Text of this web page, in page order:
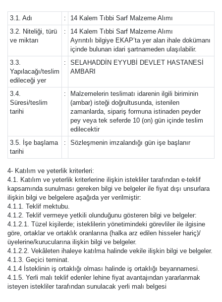
3.1. Adı :
14 Kalem Tıbbi Sarf Malzeme Alımı
3.2. Niteliği, türü
ve miktarı
:
14 Kalem Tıbbi Sarf Malzeme Alımı
Ayrıntılı bilgiye EKAP’ta yer alan ihale dokümanı
içinde bulunan idari şartnameden ulaşılabilir.
3.3.
Yapılacağı/teslim
edileceği yer
:
SELAHADDİN EYYUBİ DEVLET HASTANESİ
AMBARI
3.4.
Süresi/teslim
tarihi
:
Malzemelerin teslimatı idarenin ilgili biriminin
(ambar) isteği doğrultusunda, istenilen
zamanlarda, sipariş formuna istinaden peyder
pey veya tek seferde 10 (on) gün içinde teslim
edilecektir
3.5. İşe başlama
tarihi
: Sözleşmenin imzalandığı gün işe başlanır
4- Katılım ve yeterlik kriterleri:
4.1. Katılım ve yeterlik kriterlerine ilişkin istekliler tarafından e-teklif
kapsamında sunulması gereken bilgi ve belgeler ile fiyat dışı unsurlara
ilişkin bilgi ve belgelere aşağıda yer verilmiştir:
4.1.1. Teklif mektubu.
4.1.2. Teklif vermeye yetkili olunduğunu gösteren bilgi ve belgeler:
4.1.2.1. Tüzel kişilerde; isteklilerin yönetimindeki görevliler ile ilgisine
göre, ortaklar ve ortaklık oranlarına (halka arz edilen hisseler hariç)/
üyelerine/kurucularına ilişkin bilgi ve belgeler.
4.1.2.2. Vekâleten ihaleye katılma halinde vekile ilişkin bilgi ve belgeler.
4.1.3. Geçici teminat.
4.1.4 İsteklinin iş ortaklığı olması halinde iş ortaklığı beyannamesi.
4.1.5. Yerli malı teklif edenler lehine fiyat avantajından yararlanmak
isteyen istekliler tarafından sunulacak yerli malı belgesi